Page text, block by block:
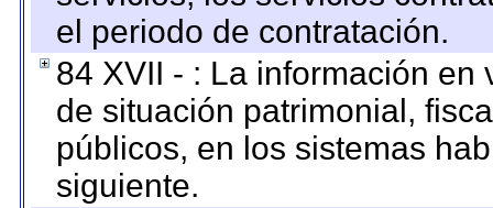
el periodo de contratación.
84 XVII - : La información
de situación patrimonial,
públicos, en los sistemas
siguiente.